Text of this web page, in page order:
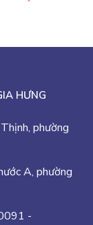
HƯNG
phường
A, phường
-